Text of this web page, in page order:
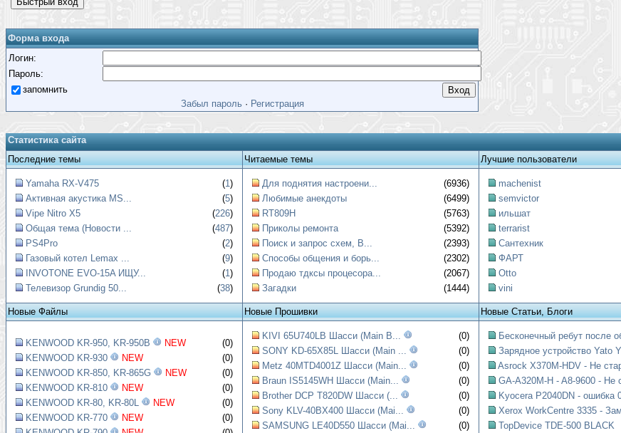
Форма входа
Логин:
Пароль:
запомнить
Забыл пароль · Регистрация
Статистика сайта
Последние темы
Читаемые темы Лучшие пользователи
Yamaha RX-V475 (1)
Активная акустика MS...
(5)
Vipe Nitro X5
(226)
Общая тема (Новости ...
(487)
PS4Pro
(2)
Газовый котел Lemax ...
(9)
INVOTONE EVO-15A ИЩУ...
(1)
Телевизор Grundig 50...
(38)
Для поднятия настроени...
(6936)
Любимые анекдоты
(6499)
RT809H
(5763)
Приколы ремонта
(5392)
Поиск и запрос схем, B...
(2393)
Способы общения и борь...
(2302)
Продаю тдксы процесора...
(2067)
Загадки
(1444)
machenist
semvictor
ильшат
terrarist
Сантехник
ФАРТ
Otto
vini
Новые Файлы Новые Прошивки Новые Статьи, Блоги
KENWOOD KR-950, KR-950B NEW
(0)
KENWOOD KR-930
NEW
(0)
KENWOOD KR-850, KR-865G
NEW
(0)
KENWOOD KR-810
NEW
(0)
KENWOOD KR-80, KR-80L
NEW
(0)
KENWOOD KR-770
NEW
(0)
KIVI 65U740LB Шасси (Main B...
(0)
SONY KD-65X85L Шасси (Main ...
(0)
Metz 40MTD4001Z Шасси (Main...
(0)
Braun IS5145WH Шасси (Main...
(0)
Brother DCP T820DW Шасси (...
(0)
Sony KLV-40BX400 Шасси (Mai...
(0)
SAMSUNG LE40D550 Шасси (Mai...
(0)
Бесконечный ребут после
Зарядное устройство Yato
Asrock X370M-HDV - Не
GA-A320M-H - A8-9600 - Не
Kyocera P2040DN - ошибка
Xerox WorkCentre 3335 -
TopDevice TDE-500 BLACK